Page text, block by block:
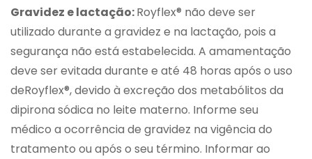
Gravidez e lactação:Royflex® não deve ser
utilizado durante a gravidez e na lactação, pois a
segurança não está estabelecida. A amamentação
deve ser evitada durante e até 48 horas após o uso
deRoyflex®, devido à excreção dos metabólitos da
dipirona sódica no leite materno. Informe seu
médico a ocorrência de gravidez na vigência do
tratamento ou após o seu término. Informar ao